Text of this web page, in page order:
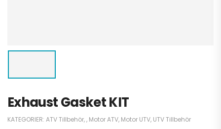
Exhaust Gasket KIT
KATEGORIER: ATV Tillbehör,, Motor ATV, Motor UTV, UTV Tillbehör